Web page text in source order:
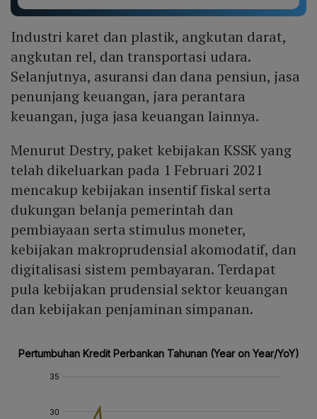
Industri karet dan plastik, angkutan darat,
angkutan rel, dan transportasi udara.
Selanjutnya, asuransi dan dana pensiun, jasa
penunjang keuangan, jara perantara
keuangan, juga jasa keuangan lainnya.
Menurut Destry, paket kebijakan KSSK yang
telah dikeluarkan pada 1 Februari 2021
mencakup kebijakan insentif fiskal serta
dukungan belanja pemerintah dan
pembiayaan serta stimulus moneter,
kebijakan makroprudensial akomodatif, dan
digitalisasi sistem pembayaran. Terdapat
pula kebijakan prudensial sektor keuangan
dan kebijakan penjaminan simpanan.